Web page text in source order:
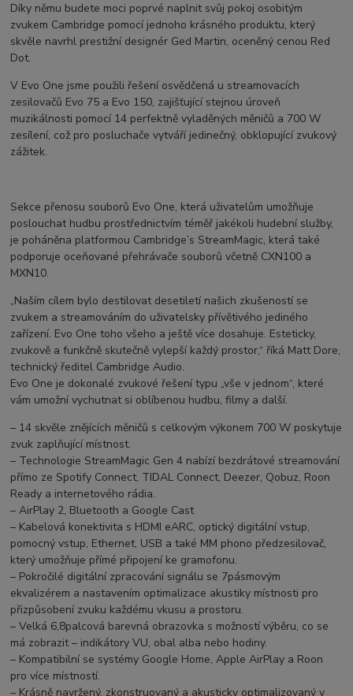
Díky němu budete moci poprvé naplnit svůj pokoj osobitým
zvukem Cambridge pomocí jednoho krásného produktu, který
skvěle navrhl prestižní designér Ged Martin, oceněný cenou Red
Dot.
V Evo One jsme použili řešení osvědčená u streamovacích
zesilovačů Evo 75 a Evo 150, zajišťující stejnou úroveň
muzikálnosti pomocí 14 perfektně vyladěných měničů a 700 W
zesílení, což pro posluchače vytváří jedinečný, obklopující zvukový
zážitek.
Sekce přenosu souborů Evo One, která uživatelům umožňuje
poslouchat hudbu prostřednictvím téměř jakékoli hudební služby,
je poháněna platformou Cambridge’s StreamMagic, která také
podporuje oceňované přehrávače souborů včetně CXN100 a
MXN10.
„Naším cílem bylo destilovat desetiletí našich zkušeností se
zvukem a streamováním do uživatelsky přívětivého jediného
zařízení. Evo One toho všeho a ještě více dosahuje. Esteticky,
zvukově a funkčně skutečně vylepší každý prostor,“ říká Matt Dore,
technický ředitel Cambridge Audio.
Evo One je dokonalé zvukové řešení typu „vše v jednom“, které
vám umožní vychutnat si oblíbenou hudbu, filmy a další.
– 14 skvěle znějících měničů s celkovým výkonem 700 W poskytuje
zvuk zaplňující místnost.
– Technologie StreamMagic Gen 4 nabízí bezdrátové streamování
přímo ze Spotify Connect, TIDAL Connect, Deezer, Qobuz, Roon
Ready a internetového rádia.
– AirPlay 2, Bluetooth a Google Cast
– Kabelová konektivita s HDMI eARC, optický digitální vstup,
pomocný vstup, Ethernet, USB a také MM phono předzesilovač,
který umožňuje přímé připojení ke gramofonu.
– Pokročilé digitální zpracování signálu se 7pásmovým
ekvalizérem a nastavením optimalizace akustiky místnosti pro
přizpůsobení zvuku každému vkusu a prostoru.
– Velká 6,8palcová barevná obrazovka s možností výběru, co se
má zobrazit – indikátory VU, obal alba nebo hodiny.
– Kompatibilní se systémy Google Home, Apple AirPlay a Roon
pro více místností.
– Krásně navržený, zkonstruovaný a akusticky optimalizovaný v